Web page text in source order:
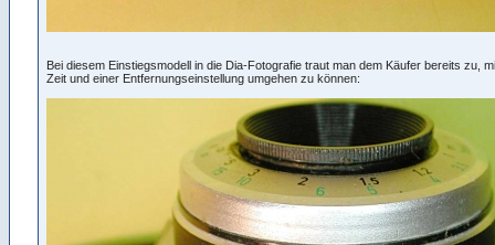
Bei diesem Einstiegsmodell in die Dia-Fotografie traut man dem Käufer bereits zu,
Zeit und einer Entfernungseinstellung umgehen zu können: